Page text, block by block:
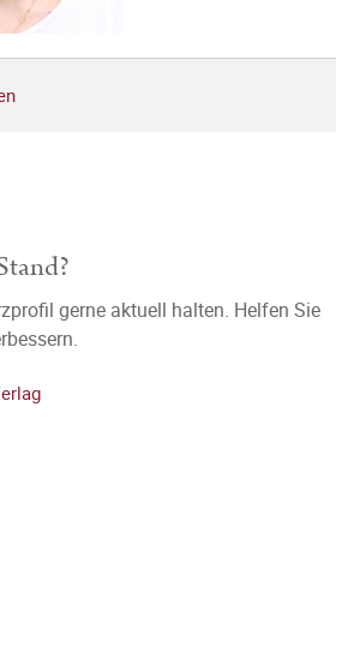
gerne aktuell halten. Helfen Sie